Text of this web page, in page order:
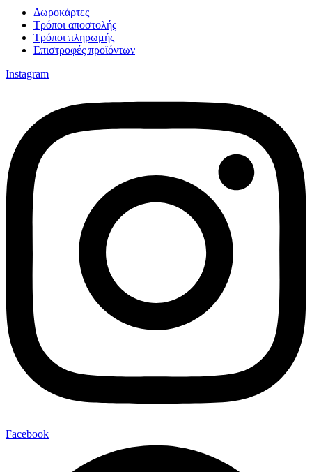
Δωροκάρτες
Τρόποι αποστολής
Τρόποι πληρωμής
Επιστροφές προϊόντων
Instagram
Facebook